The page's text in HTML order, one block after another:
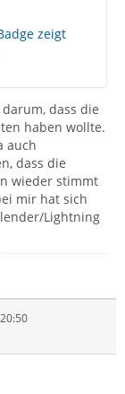
zeigt
dass die
haben wollte.
auch
dass die
wieder stimmt
mir hat sich
Lightning